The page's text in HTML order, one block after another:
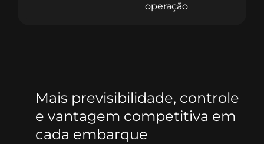
operação
Mais previsibilidade, controle
e vantagem competitiva em
cada embarque